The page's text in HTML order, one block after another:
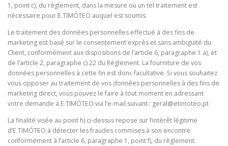
1, point c), du règlement, dans la mesure où un tel traitement est
nécessaire pour E.TIMÓTEO auquel est soumis.
Le traitement des données personnelles effectué à des fins de
marketing est basé sur le consentement exprès et sans ambiguïté du
Client, conformément aux dispositions de l’article 6, paragraphe 1 a), et
de l’article 2, paragraphe c) 22 du Règlement. La fourniture de vos
données personnelles à cette fin est donc facultative. Si vous souhaitez
vous opposer au traitement de vos données personnelles à des fins de
marketing direct, vous pouvez le faire à tout moment en adressant
votre demande à E.TIMÓTEO via l’e-mail suivant : geral@etimoteo.pt
La finalité visée au point h) ci-dessus repose sur l’intérêt légitime
d’E.TIMÓTEO à détecter les fraudes commises à son encontre
conformément à l’article 6, paragraphe 1, point f), du règlement.